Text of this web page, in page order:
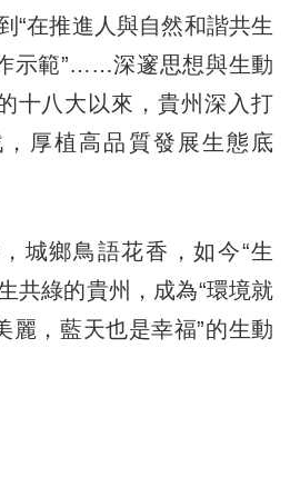
“在推進人與自然和諧共生
示範”……深邃思想與生動
十八大以來，貴州深入打
厚植高品質發展生態底
鄉鳥語花香，如今“生
共綠的貴州，成為“環境就
麗，藍天也是幸福”的生動